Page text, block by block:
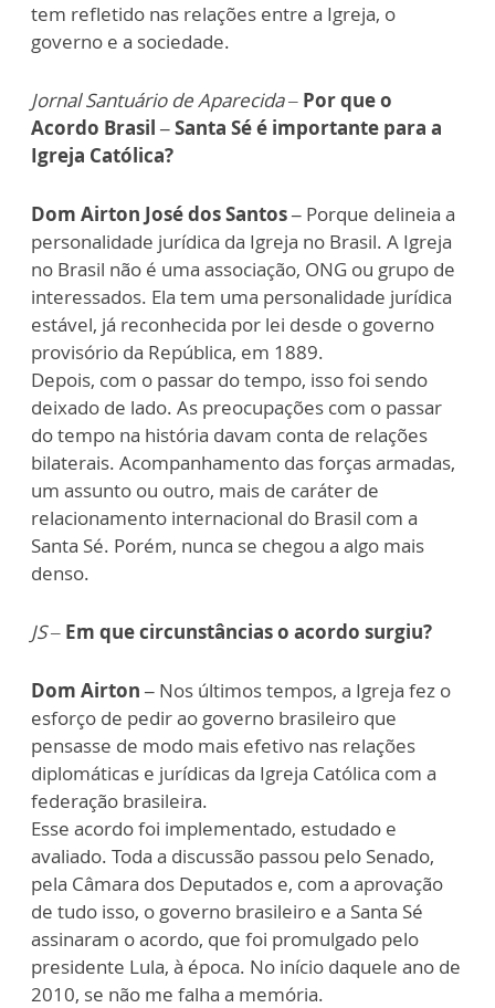
tem refletido nas relações entre a Igreja, o
governo e a sociedade.
Jornal Santuário de Aparecida – Por que o
Acordo Brasil – Santa Sé é importante para a
Igreja Católica?
Dom Airton José dos Santos – Porque delineia a
personalidade jurídica da Igreja no Brasil. A Igreja
no Brasil não é uma associação, ONG ou grupo de
interessados. Ela tem uma personalidade jurídica
estável, já reconhecida por lei desde o governo
provisório da República, em 1889.
Depois, com o passar do tempo, isso foi sendo
deixado de lado. As preocupações com o passar
do tempo na história davam conta de relações
bilaterais. Acompanhamento das forças armadas,
um assunto ou outro, mais de caráter de
relacionamento internacional do Brasil com a
Santa Sé. Porém, nunca se chegou a algo mais
denso.
JS – Em que circunstâncias o acordo surgiu?
Dom Airton – Nos últimos tempos, a Igreja fez o
esforço de pedir ao governo brasileiro que
pensasse de modo mais efetivo nas relações
diplomáticas e jurídicas da Igreja Católica com a
federação brasileira.
Esse acordo foi implementado, estudado e
avaliado. Toda a discussão passou pelo Senado,
pela Câmara dos Deputados e, com a aprovação
de tudo isso, o governo brasileiro e a Santa Sé
assinaram o acordo, que foi promulgado pelo
presidente Lula, à época. No início daquele ano de
2010, se não me falha a memória.